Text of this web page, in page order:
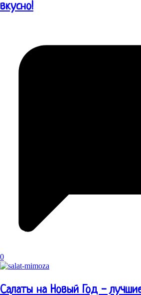
вкусно!
0
Салаты на Новый Год -